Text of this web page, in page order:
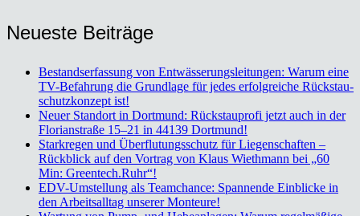
Neu­es­te Bei­trä­ge
Bestands­er­fas­sung von Ent­wäs­se­rungs­lei­tun­gen: War­um eine
TV-Befah­rung die Grund­la­ge für jedes erfolg­rei­che Rückstau­
schutz­kon­zept ist!
Neu­er Stand­ort in Dort­mund: Rück­stau­pro­fi jetzt auch in der
Flo­ri­an­stra­ße 15–21 in 44139 Dort­mund!
Stark­re­gen und Über­flu­tungs­schutz für Lie­gen­schaf­ten –
Rück­blick auf den Vor­trag von Klaus Wieth­mann bei „60
Min: Greentech.Ruhr“!
EDV-Umstel­lung als Team­chan­ce: Span­nen­de Ein­bli­cke in
den Arbeits­all­tag unse­rer Mon­teu­re!